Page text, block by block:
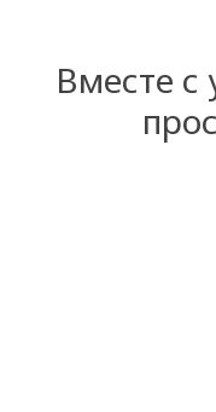
Вместе с